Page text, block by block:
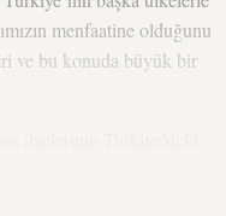
menfaatine olduğunu
ve bu konuda büyük bir